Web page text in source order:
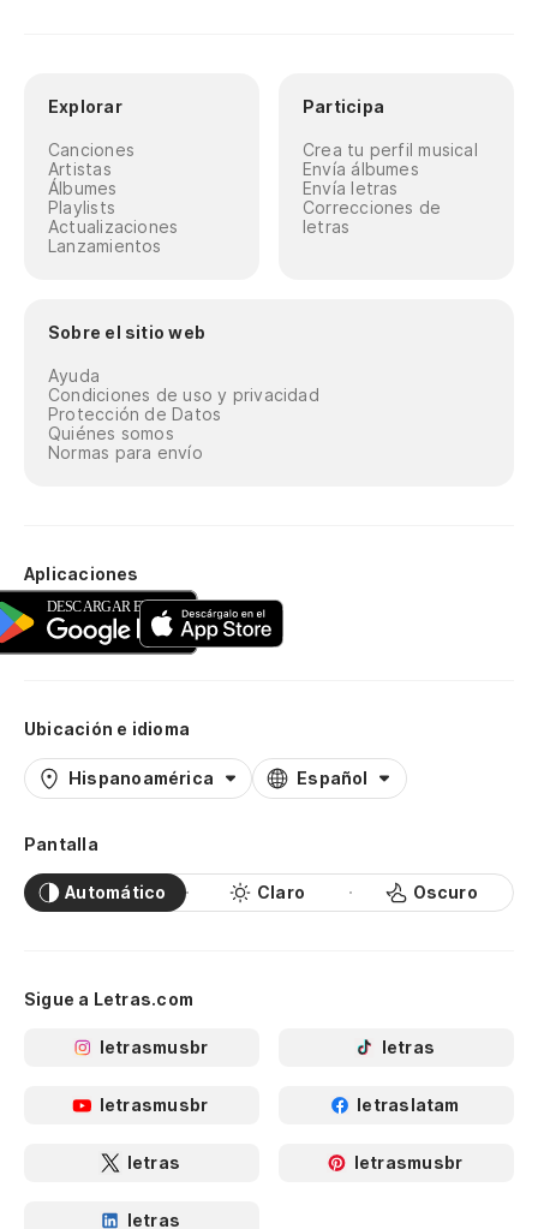
Explorar
Canciones
Artistas
Álbumes
Playlists
Actualizaciones
Lanzamientos
Participa
Crea tu perfil musical
Envía álbumes
Envía letras
Correcciones de
letras
Sobre el sitio web
Ayuda
Condiciones de uso y privacidad
Protección de Datos
Quiénes somos
Normas para envío
Aplicaciones
Ubicación e idioma
Hispanoamérica Español
Pantalla
Automático Claro Oscuro
Sigue a Letras.com
letrasmusbr letras
letrasmusbr letraslatam
letras letrasmusbr
letras